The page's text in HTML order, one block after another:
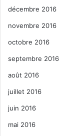
décembre 2016
novembre 2016
octobre 2016
septembre 2016
août 2016
juillet 2016
juin 2016
mai 2016